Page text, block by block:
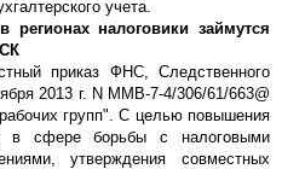
учета.
налоговики займутся
приказ ФНС, Следственного
2013 г. N ММВ-7-4/306/61/663@
групп". С целью повышения
в сфере борьбы с налоговыми
утверждения совместных